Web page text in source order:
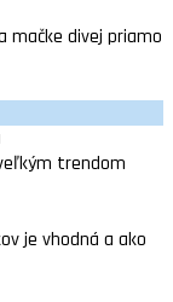
mačke divej priamo
trendom
je vhodná a ako